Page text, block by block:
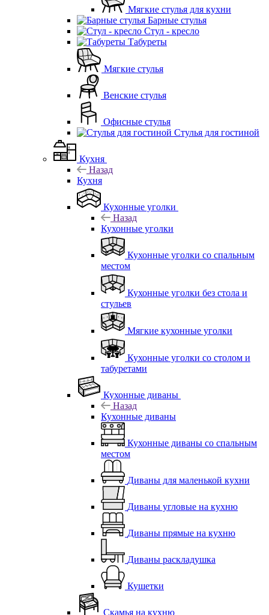
Мягкие стулья для кухни
Барные стулья
Стул - кресло
Табуреты
Мягкие стулья
Венские стулья
Офисные стулья
Стулья для гостиной
Кухня
Назад
Кухня
Кухонные уголки
Назад
Кухонные уголки
Кухонные уголки со спальным
местом
Кухонные уголки без стола и
стульев
Мягкие кухонные уголки
Кухонные уголки со столом и
табуретами
Кухонные диваны
Назад
Кухонные диваны
Кухонные диваны со спальным
местом
Диваны для маленькой кухни
Диваны угловые на кухню
Диваны прямые на кухню
Диваны раскладушка
Кушетки
Скамья на кухню